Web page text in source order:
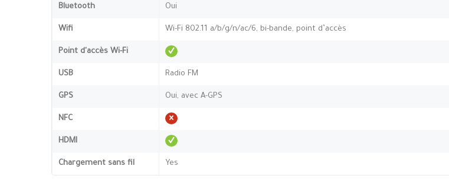
Bluetooth Oui
Wifi Wi-Fi 802.11 a/b/g/n/ac/6, bi-bande, point d’accès
Point d'accès Wi-Fi
USB Radio FM
GPS Oui, avec A-GPS
NFC
HDMI
Chargement sans fil Yes